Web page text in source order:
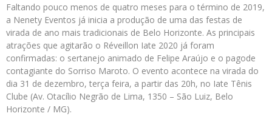
Faltando pouco menos de quatro meses para o término de 2019,
a Nenety Eventos já inicia a produção de uma das festas de
virada de ano mais tradicionais de Belo Horizonte. As principais
atrações que agitarão o Réveillon Iate 2020 já foram
confirmadas: o sertanejo animado de Felipe Araújo e o pagode
contagiante do Sorriso Maroto. O evento acontece na virada do
dia 31 de dezembro, terça feira, a partir das 20h, no Iate Tênis
Clube (Av. Otacílio Negrão de Lima, 1350 – São Luiz, Belo
Horizonte / MG).